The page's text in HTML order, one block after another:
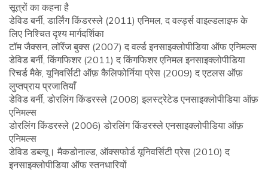
सूत्रों का कहना है
डेविड बर्नी, डार्लिंग किंडरस्ले (2011) एनिमल, द वर्ल्ड्स वाइल्डलाइफ के
लिए निश्चित दृश्य मार्गदर्शिका
टॉम जैक्सन, लॉरेंज बुक्स (2007) द वर्ल्ड इनसाइक्लोपीडिया ऑफ एनिमल्स
डेविड बर्नी, किंगफिशर (2011) द किंगफिशर एनिमल इनसाइक्लोपीडिया
रिचर्ड मैके, यूनिवर्सिटी ऑफ़ कैलिफोर्निया प्रेस (2009) द एटलस ऑफ़
लुप्तप्राय प्रजातियाँ
डेविड बर्नी, डोरलिंग किंडरस्ले (2008) इलस्ट्रेटेड एनसाइक्लोपीडिया ऑफ़
एनिमल्स
डोरलिंग किंडरस्ले (2006) डोरलिंग किंडरस्ले एनसाइक्लोपीडिया ऑफ़
एनिमल्स
डेविड डब्ल्यू। मैकडोनाल्ड, ऑक्सफोर्ड यूनिवर्सिटी प्रेस (2010) द
इनसाइक्लोपीडिया ऑफ स्तनधारियों